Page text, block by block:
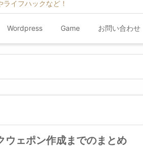
ライフハックなど！
Wordpress Game お問い合わせ
ウェポン作成までのまとめ